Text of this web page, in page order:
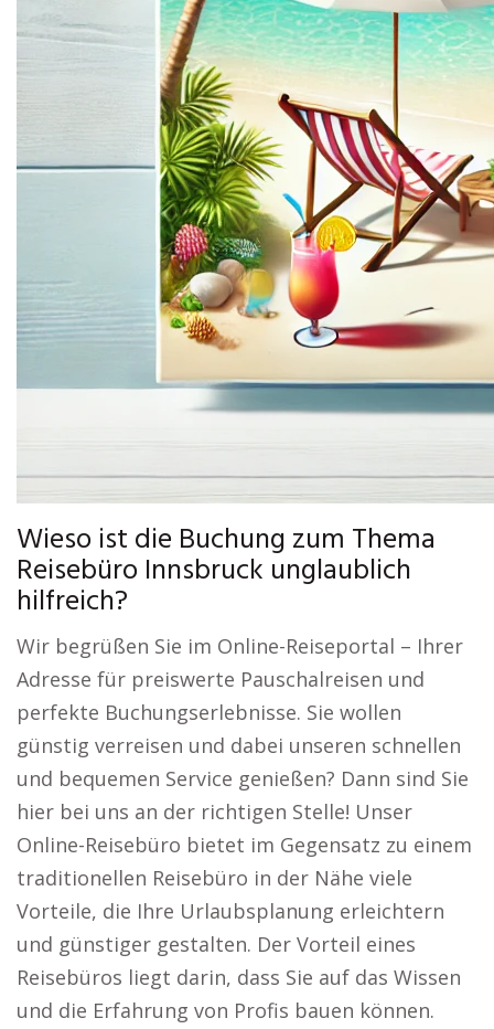
Wieso ist die Buchung zum Thema
Reisebüro Innsbruck unglaublich
hilfreich?
Wir begrüßen Sie im Online-Reiseportal – Ihrer
Adresse für preiswerte Pauschalreisen und
perfekte Buchungserlebnisse. Sie wollen
günstig verreisen und dabei unseren schnellen
und bequemen Service genießen? Dann sind Sie
hier bei uns an der richtigen Stelle! Unser
Online-Reisebüro bietet im Gegensatz zu einem
traditionellen Reisebüro in der Nähe viele
Vorteile, die Ihre Urlaubsplanung erleichtern
und günstiger gestalten. Der Vorteil eines
Reisebüros liegt darin, dass Sie auf das Wissen
und die Erfahrung von Profis bauen können.